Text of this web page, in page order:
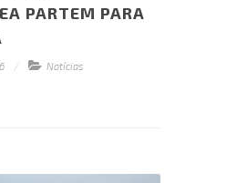
PARTEM PARA
Notícias